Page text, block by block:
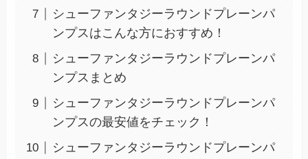
シューファンタジーラウンドプレーンパ
ンプスはこんな方におすすめ！
シューファンタジーラウンドプレーンパ
ンプスまとめ
シューファンタジーラウンドプレーンパ
ンプスの最安値をチェック！
シューファンタジーラウンドプレーンパ